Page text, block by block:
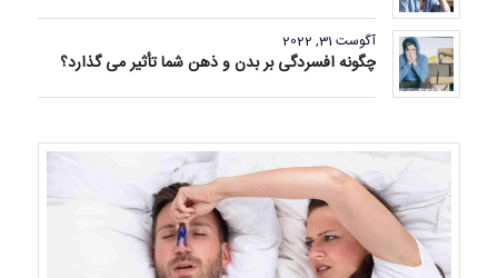
آگوست 31, 2022
چگونه افسردگی بر بدن و ذهن شما تأثیر می گذارد؟